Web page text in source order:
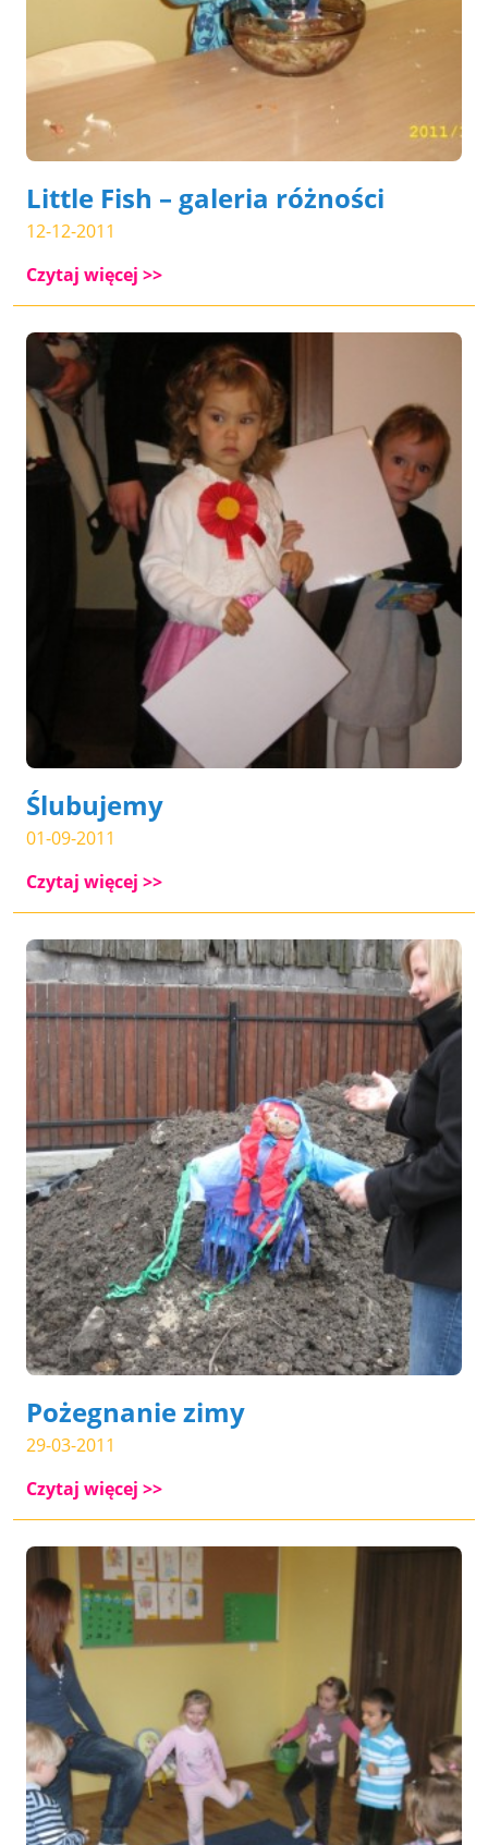
Little Fish – galeria różności
12-12-2011
Czytaj więcej
Ślubujemy
01-09-2011
Czytaj więcej
Pożegnanie zimy
29-03-2011
Czytaj więcej